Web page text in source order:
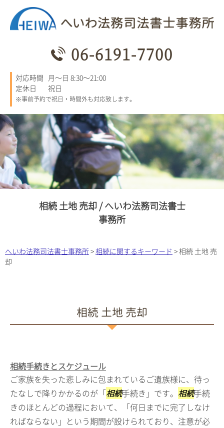
06-6191-7700
対応時間 月～日 8:30～21:00
定休日
祝日
※事前予約で祝日・時間外も対応致します。
相続 土地 売却 / へいわ法務司法書士
事務所
へいわ法務司法書士事務所>相続に関するキーワード >相続 土地 売
却
相続 土地 売却
相続手続きとスケジュール
ご家族を失った悲しみに包まれているご遺族様に、待っ
たなしで降りかかるのが「相続手続き」です。 相続手続
きのほとんどの過程において、「何日までに完了しなけ
ればならない」という期間が設けられており、注意が必